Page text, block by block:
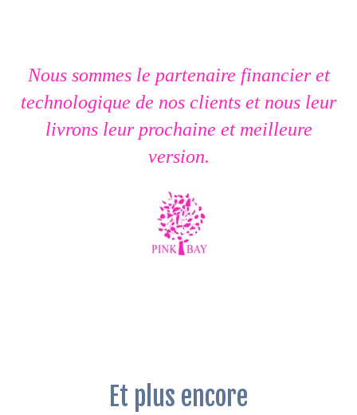
Nous sommes le partenaire financier et
technologique de nos clients et nous leur
livrons leur prochaine et meilleure
version.
Et plus encore